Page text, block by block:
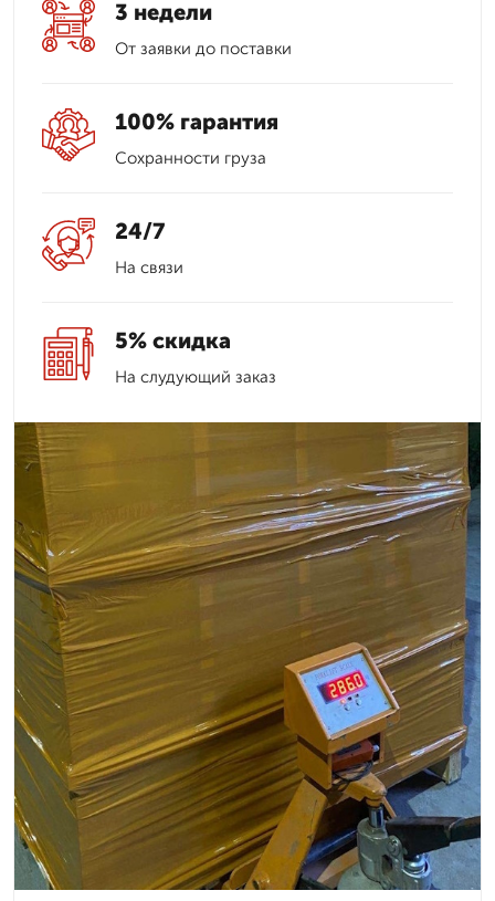
3 недели
От заявки до поставки
100% гарантия
Сохранности груза
24/7
На связи
5% скидка
На слудующий заказ